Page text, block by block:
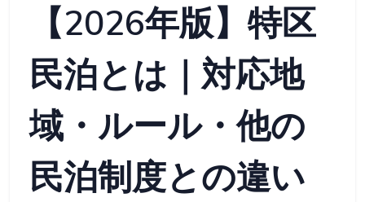
【2026年版】特区
民泊とは｜対応地
域・ルール・他の
民泊制度との違い